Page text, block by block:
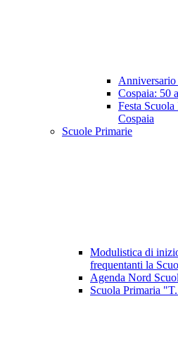
Anniversario
Cospaia: 50
Festa
Cospaia
Scuole Primarie
Modulistica di
frequentanti la
Agenda Nord
Scuola Primaria